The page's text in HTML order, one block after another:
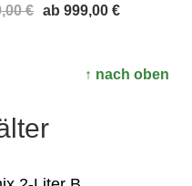
€
999,00 €
↑ nach oben